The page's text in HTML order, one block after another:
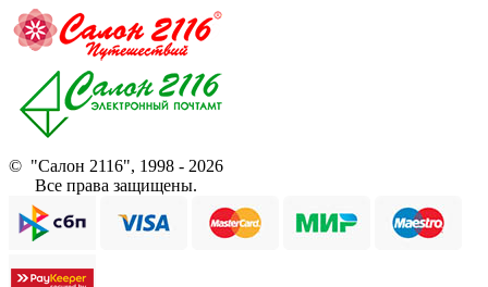
© "Салон 2116", 1998 - 2026
Все права защищены.